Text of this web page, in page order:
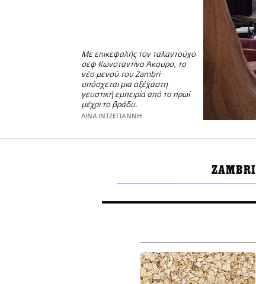
Με επικεφαλής τον ταλαντούχο
σεφ Κωνσταντίνο Άκουρο, το
νέο μενού του Zambri
υπόσχεται μια αξέχαστη
γευστική εμπειρία από το πρωί
μέχρι το βράδυ.
ΛΙΝΑ ΙΝΤΖΕΓΙΑΝΝΗ
ZAMBRI